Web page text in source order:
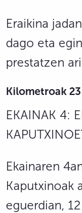
Eraikina
dago eta
prestatzen
Kilometroak 23
EKAINAK 4:
Ekainaren
Kaputxinoak
eguerdian,